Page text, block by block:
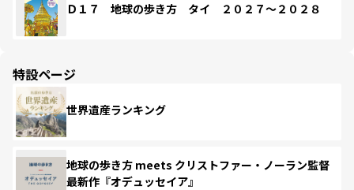
Ｄ１７ 地球の歩き方 タイ ２０２７～２０２８
特設ページ
世界遺産ランキング
地球の歩き方 meets クリストファー・ノーラン監督
最新作『オデュッセイア』